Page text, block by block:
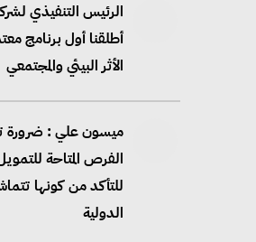
الرئيس التنفيذي
أطلقنا أول برنامج
الأثر البيئي والمجتمعي
ميسون علي : ضرورة
الفرص المتاحة
للتأكد من كونها
الدولية